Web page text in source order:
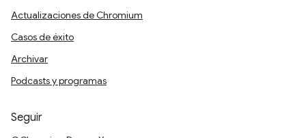
Actualizaciones de Chromium
Casos de éxito
Archivar
Podcasts y programas
Seguir